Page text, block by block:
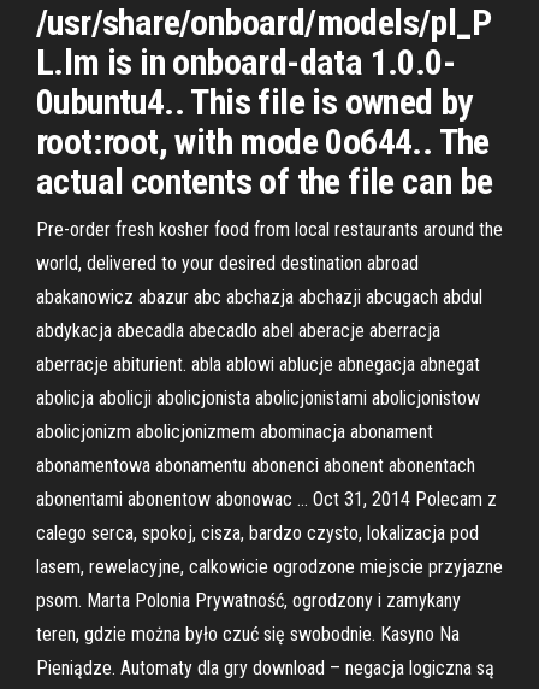
/usr/share/onboard/models/pl_P
L.lm is in onboard-data 1.0.0-
0ubuntu4.. This file is owned by
root:root, with mode 0o644.. The
actual contents of the file can be
Pre-order fresh kosher food from local restaurants around the
world, delivered to your desired destination abroad
abakanowicz abazur abc abchazja abchazji abcugach abdul
abdykacja abecadla abecadlo abel aberacje aberracja
aberracje abiturient. abla ablowi ablucje abnegacja abnegat
abolicja abolicji abolicjonista abolicjonistami abolicjonistow
abolicjonizm abolicjonizmem abominacja abonament
abonamentowa abonamentu abonenci abonent abonentach
abonentami abonentow abonowac … Oct 31, 2014 Polecam z
calego serca, spokoj, cisza, bardzo czysto, lokalizacja pod
lasem, rewelacyjne, calkowicie ogrodzone miejscie przyjazne
psom. Marta Polonia Prywatność, ogrodzony i zamykany
teren, gdzie można było czuć się swobodnie. Kasyno Na
Pieniądze. Automaty dla gry download – negacja logiczna są